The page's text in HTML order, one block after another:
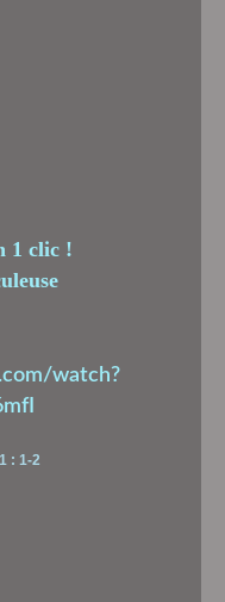
watch?
: 1-2